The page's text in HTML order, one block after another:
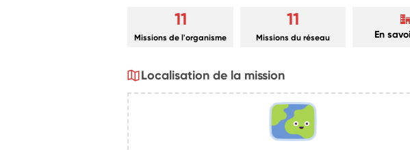
11
Missions de l'organisme
11
Missions du réseau En
Localisation de la mission